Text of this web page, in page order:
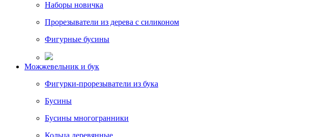
Наборы новичка
Прорезыватели из дерева с силиконом
Фигурные бусины
Можжевельник и бук
Фигурки-прорезыватели из бука
Бусины
Бусины многогранники
Кольца деревянные